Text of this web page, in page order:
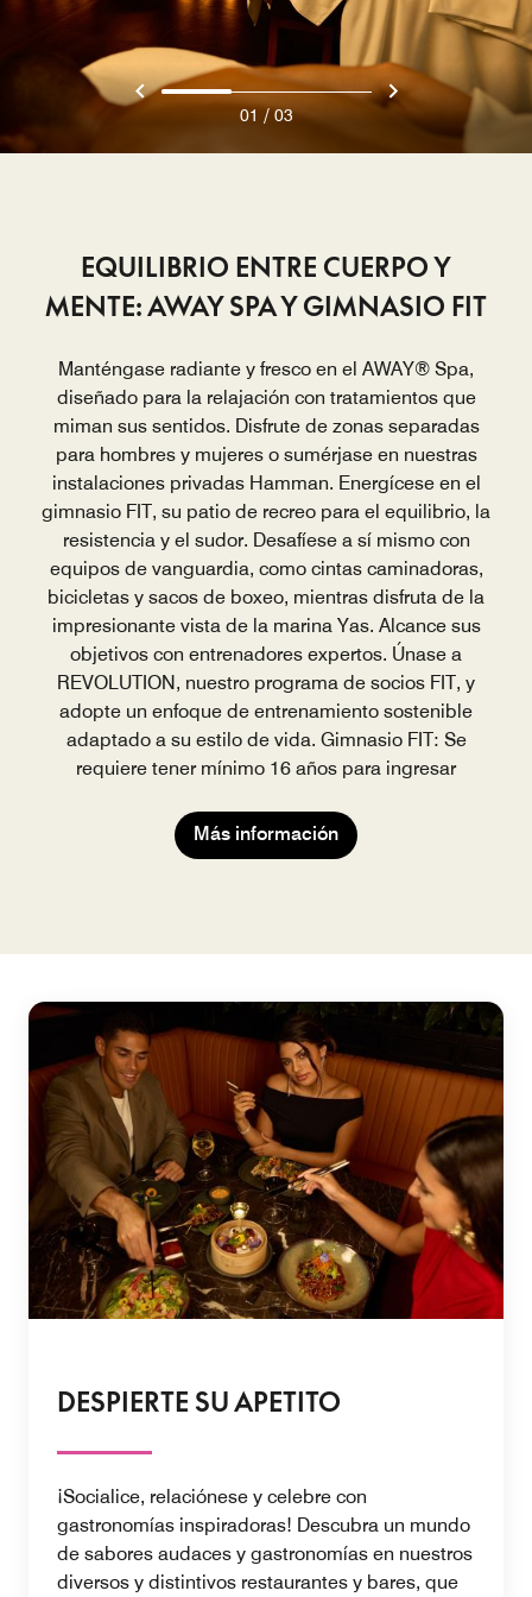
EQUILIBRIO ENTRE CUERPO Y
MENTE: AWAY SPA Y GIMNASIO FIT
Manténgase radiante y fresco en el AWAY® Spa,
diseñado para la relajación con tratamientos que
miman sus sentidos. Disfrute de zonas separadas
para hombres y mujeres o sumérjase en nuestras
instalaciones privadas Hamman. Energícese en el
gimnasio FIT, su patio de recreo para el equilibrio, la
resistencia y el sudor. Desafíese a sí mismo con
equipos de vanguardia, como cintas caminadoras,
bicicletas y sacos de boxeo, mientras disfruta de la
impresionante vista de la marina Yas. Alcance sus
objetivos con entrenadores expertos. Únase a
REVOLUTION, nuestro programa de socios FIT, y
adopte un enfoque de entrenamiento sostenible
adaptado a su estilo de vida. Gimnasio FIT: Se
requiere tener mínimo 16 años para ingresar
Más información
01 / 03
DESPIERTE SU APETITO
¡Socialice, relaciónese y celebre con
gastronomías inspiradoras! Descubra un mundo
de sabores audaces y gastronomías en nuestros
diversos y distintivos restaurantes y bares, que